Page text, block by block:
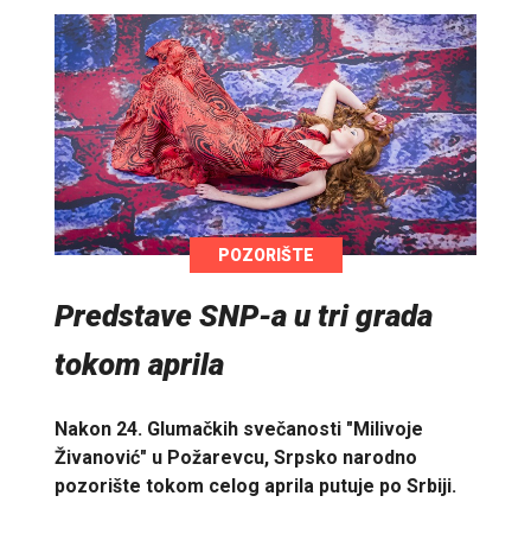
POZORIŠTE
Predstave SNP-a u tri grada
tokom aprila
Nakon 24. Glumačkih svečanosti "Milivoje
Živanović" u Požarevcu, Srpsko narodno
pozorište tokom celog aprila putuje po Srbiji.